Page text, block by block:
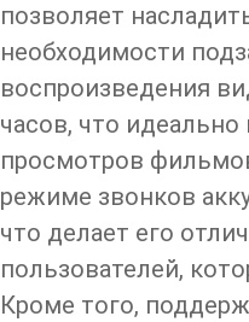
позволяет
необходимости
воспроизведения
часов, что
просмотров
режиме звонков
что делает его
пользователей,
Кроме того,